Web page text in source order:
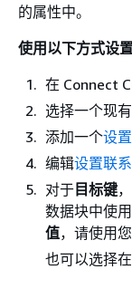
的属性中。
使用以下方式设
在 Connect
选择一个现
添加一个设
编辑设置联
对于目标键
数据块中使
值，请使用
也可以选择